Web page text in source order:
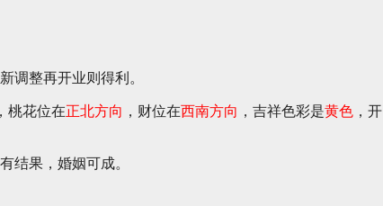
调整再开业则得利。
，桃花位在正北方向 ，财位在西南方向 ，吉祥色彩是黄色 ，开
结果，婚姻可成。